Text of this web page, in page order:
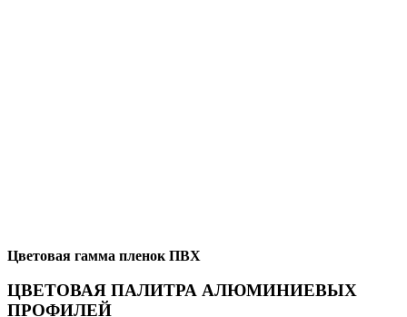
Цветовая гамма пленок ПВХ
ЦВЕТОВАЯ ПАЛИТРА АЛЮМИНИЕВЫХ
ПРОФИЛЕЙ